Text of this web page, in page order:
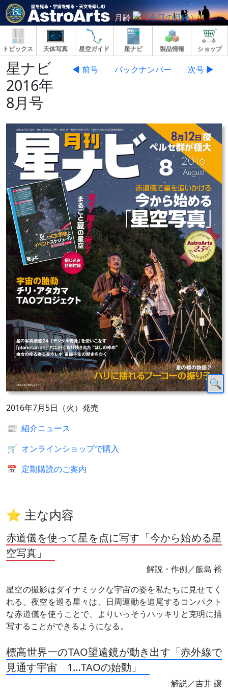
月齢
トピックス 天体写真 星空ガイド 星ナビ 製品情報 ショップ
星ナビ
2016年
8月号
◀ 前号 バックナンバー 次号 ▶
2016年7月5日（火）発売
📰 紹介ニュース
🛒 オンラインショップで購入
📅 定期購読のご案内
⭐ 主な内容
赤道儀を使って星を点に写す「今から始める星
空写真」
解説・作例／飯島 裕
星空の撮影はダイナミックな宇宙の姿を私たちに見せてく
れる。夜空を巡る星々は、日周運動を追尾するコンパクト
な赤道儀を使うことで、よりいっそうハッキリと克明に描
写することができるようになる。
標高世界一のTAO望遠鏡が動き出す「赤外線で
見通す宇宙 1…TAOの始動」
解説／吉井 譲